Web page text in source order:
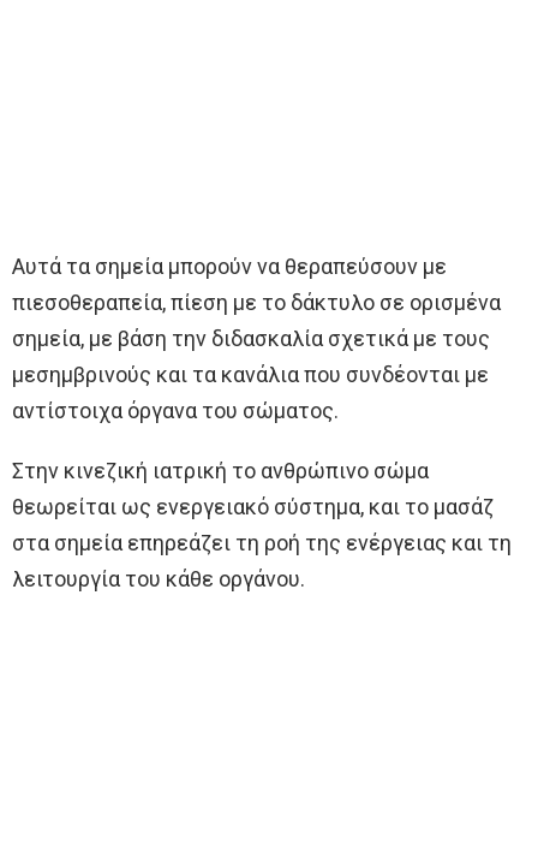
Αυτά τα σημεία μπορούν να θεραπεύσουν με
πιεσοθεραπεία, πίεση με το δάκτυλο σε ορισμένα
σημεία, με βάση την διδασκαλία σχετικά με τους
μεσημβρινούς και τα κανάλια που συνδέονται με
αντίστοιχα όργανα του σώματος.
Στην κινεζική ιατρική το ανθρώπινο σώμα
θεωρείται ως ενεργειακό σύστημα, και το μασάζ
στα σημεία επηρεάζει τη ροή της ενέργειας και τη
λειτουργία του κάθε οργάνου.